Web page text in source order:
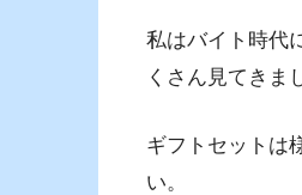
私はバイト時代
くさん見てきま
ギフトセットは
い。